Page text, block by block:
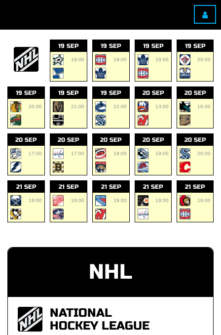
19 SEP
19:00
19 SEP
19:00
19 SEP
19:00
19 SEP
20:00
19 SEP
20:00
19 SEP
21:00
19 SEP
22:00
20 SEP
13:00
20 SEP
16:00
20 SEP
17:00
20 SEP
17:00
20 SEP
19:00
20 SEP
19:00
20 SEP
20:00
21 SEP
19:00
21 SEP
19:00
21 SEP
19:00
21 SEP
19:00
21 SEP
19:00
NHL
NATIONAL
HOCKEY LEAGUE